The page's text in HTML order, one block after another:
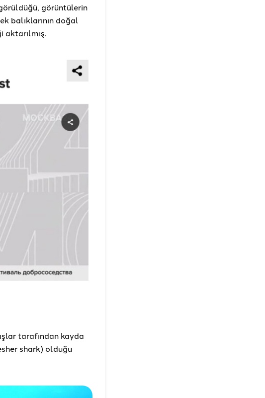
görüntülerin
balıklarının doğal
aktarılmış.
tarafından kayda
shark) olduğu